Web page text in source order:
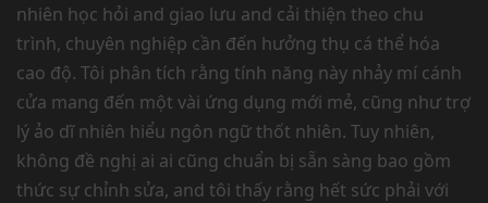
nhiên học hỏi and giao lưu and cải thiện theo chu
trình, chuyên nghiệp cần đến hưởng thụ cá thể hóa
cao độ. Tôi phân tích rằng tính năng này nhảy mí cánh
cửa mang đến một vài ứng dụng mới mẻ, cũng như trợ
lý ảo dĩ nhiên hiểu ngôn ngữ thốt nhiên. Tuy nhiên,
không đề nghị ai ai cũng chuẩn bị sẵn sàng bao gồm
thức sự chỉnh sửa, and tôi thấy rằng hết sức phải với